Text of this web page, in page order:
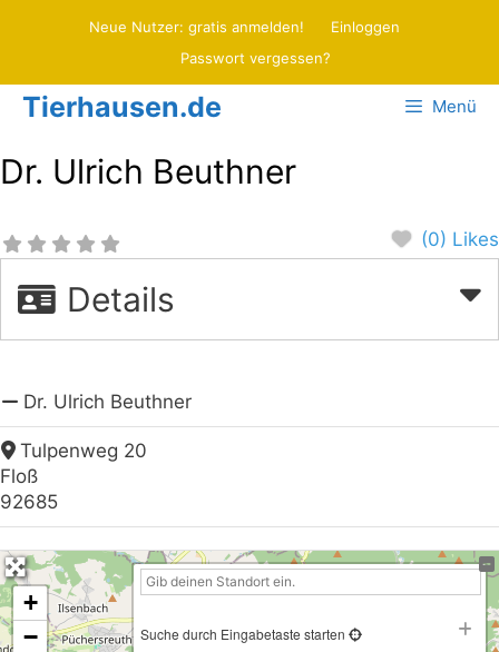
Neue Nutzer: gratis anmelden!
Einloggen
Passwort vergessen?
Tierhausen.de Menü
Dr. Ulrich Beuthner
(0) Likes
Details
Dr. Ulrich Beuthner
Tulpenweg 20
Floß
92685
+
−
Suche durch Eingabetaste starten